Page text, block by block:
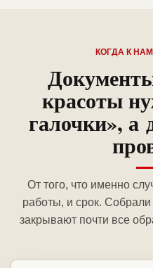
КОГДА К
красоты
галочки», а
От того, что именно
работы, и срок.
закрывают почти все